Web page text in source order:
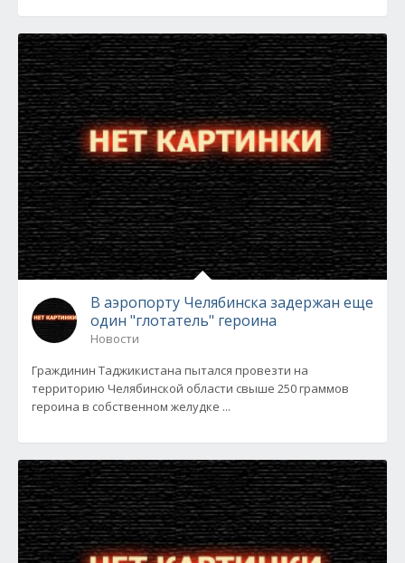
В аэропорту Челябинска задержан еще
один "глотатель" героина
Новости
Граждинин Таджикистана пытался провезти на
территорию Челябинской области свыше 250 граммов
героина в собственном желудке ...